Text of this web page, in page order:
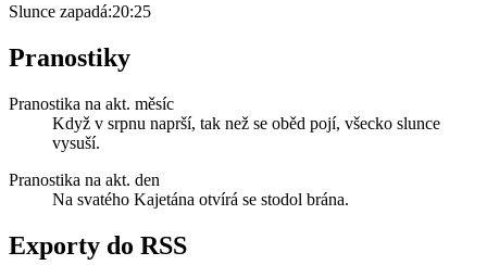
Slunce zapadá:20:25
Pranostiky
Pranostika na akt. měsíc
Když v srpnu naprší, tak než se oběd pojí, všecko slunce
vysuší.
Pranostika na akt. den
Na svatého Kajetána otvírá se stodol brána.
Exporty do RSS